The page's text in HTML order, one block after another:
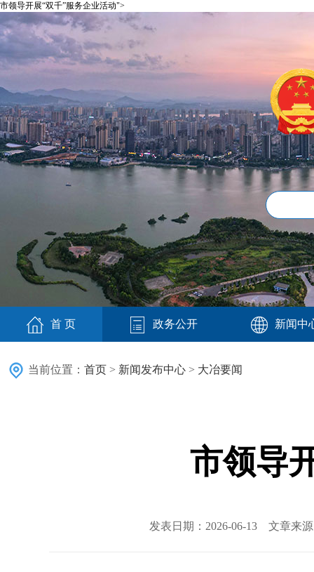
市领导开展“双千”服务企业活动">
首 页 政务公开 新闻中
当前位置： 首页 > 新闻发布中心 > 大冶要闻
市领导
发表日期：2026-06-13 文章来